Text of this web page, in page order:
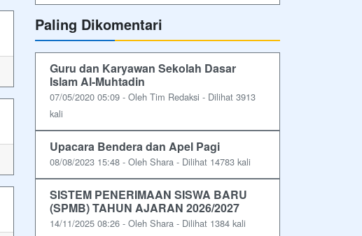
Paling Dikomentari
Guru dan Karyawan Sekolah Dasar
Islam Al-Muhtadin
07/05/2020 05:09 - Oleh Tim Redaksi - Dilihat 3913
kali
Upacara Bendera dan Apel Pagi
08/08/2023 15:48 - Oleh Shara - Dilihat 14783 kali
SISTEM PENERIMAAN SISWA BARU
(SPMB) TAHUN AJARAN 2026/2027
14/11/2025 08:26 - Oleh Shara - Dilihat 1384 kali